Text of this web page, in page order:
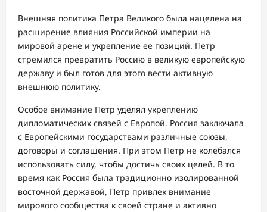
Внешняя политика Петра Великого была нацелена на
расширение влияния Российской империи на
мировой арене и укрепление ее позиций. Петр
стремился превратить Россию в великую европейскую
державу и был готов для этого вести активную
внешнюю политику.
Особое внимание Петр уделял укреплению
дипломатических связей с Европой. Россия заключала
с Европейскими государствами различные союзы,
договоры и соглашения. При этом Петр не колебался
использовать силу, чтобы достичь своих целей. В то
время как Россия была традиционно изолированной
восточной державой, Петр привлек внимание
мирового сообщества к своей стране и активно